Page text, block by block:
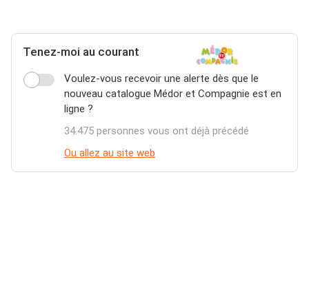
Tenez-moi au courant
Voulez-vous recevoir une alerte dès que le
nouveau catalogue Médor et Compagnie est en
ligne ?
34.475 personnes vous ont déjà précédé
Ou allez au site web